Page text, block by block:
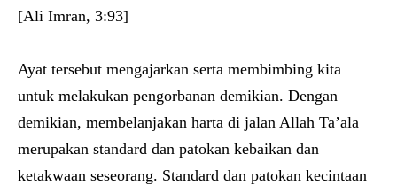
[Ali Imran, 3:93]
Ayat tersebut mengajarkan serta membimbing kita
untuk melakukan pengorbanan demikian. Dengan
demikian, membelanjakan harta di jalan Allah Ta’ala
merupakan standard dan patokan kebaikan dan
ketakwaan seseorang. Standard dan patokan kecintaan